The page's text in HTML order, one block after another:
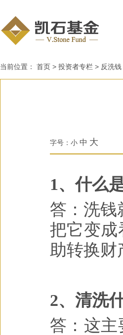
当前位置： 首页 > 投资者专栏 > 反洗钱
字号： 小 中 大
1、什么
答：洗钱
把它变成
助转换财
2、清洗
答：这